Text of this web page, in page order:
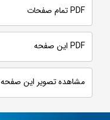
PDF تمام صفحات
PDF این صفحه
مشاهده تصویر این صفحه